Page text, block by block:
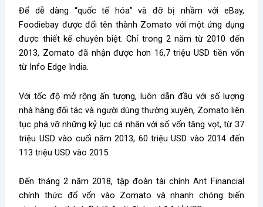
Để dễ dàng “quốc tế hóa” và đỡ bị nhầm với eBay,
Foodiebay được đổi tên thành Zomato với một ứng dụng
được thiết kế chuyên biệt. Chỉ trong 2 năm từ 2010 đến
2013, Zomato đã nhận được hơn 16,7 triệu USD tiền vốn
từ Info Edge India.
Với tốc độ mở rộng ấn tượng, luôn dẫn đầu với số lượng
nhà hàng đối tác và người dùng thường xuyên, Zomato liên
tục phá vỡ những kỷ lục cá nhân với số vốn tăng vọt, từ 37
triệu USD vào cuối năm 2013, 60 triệu USD vào 2014 đến
113 triệu USD vào 2015.
Đến tháng 2 năm 2018, tập đoàn tài chính Ant Financial
chính thức đổ vốn vào Zomato và nhanh chóng biến